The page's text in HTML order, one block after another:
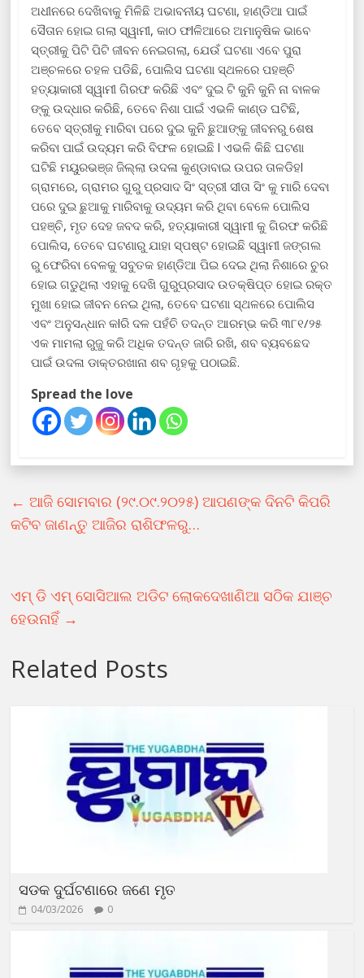
ଅଧୀନରେ ଦେଖିବାକୁ ମିଳିଛି ଅଭାବନୀୟ ଘଟଣା, ହାଣ୍ଡିଆ ପାଇଁ
ସୈତାନ ହୋଇ ଗଲା ସ୍ୱାମୀ, କାଠ ଫlଳିଆରେ ଅମାନୁଷିକ ଭାବେ
ସ୍ତ୍ରୀକୁ ପିଟି ପିଟି ଜୀବନ ନେଇଗଲା, ଯେଉଁ ଘଟଣା ଏବେ ପୁରା
ଅଞ୍ଚଳରେ ଚହଳ ପଡିଛି, ପୋଲିସ ଘଟଣା ସ୍ଥଳରେ ପହଞ୍ଚି
ହତ୍ୟାକାରୀ ସ୍ୱାମୀ ଗିରଫ କରିଛି ଏବଂ ଦୁଇ ଟି କୁନି କୁନି ନା ବାଳକ
ଙ୍କୁ ଉଦ୍ଧାର କରିଛି, ତେବେ ନିଶା ପାଇଁ ଏଭଳି କାଣ୍ଡ ଘଟିଛି,
ତେବେ ସ୍ତ୍ରୀକୁ ମାରିବା ପରେ ଦୁଇ କୁନି ଛୁଆଙ୍କୁ ଜୀବନରୁ ଶେଷ
କରିବା ପାଇଁ ଉଦ୍ୟମ କରି ବିଫଳ ହୋଇଛି l ଏଭଳି କିଛି ଘଟଣା
ଘଟିଛି ମୟୁରଭଞ୍ଜ ଜିଲ୍ଲା ଉଦଳା କୁଣ୍ଡାବାଇ ଉପର ତାଳଡିହl
ଗ୍ରାମରେ, ଗ୍ରାମର ଗୁରୁ ପ୍ରସାଦ ସିଂ ସ୍ତ୍ରୀ ସୀତା ସିଂ କୁ ମାରି ଦେବା
ପରେ ଦୁଇ ଛୁଆକୁ ମାରିବାକୁ ଉଦ୍ୟମ କରି ଥିବା ବେଳେ ପୋଲିସ
ପହଞ୍ଚି, ମୃତ ଦେହ ଜବଦ କରି, ହତ୍ୟାକାରୀ ସ୍ୱାମୀ କୁ ଗିରଫ କରିଛି
ପୋଲିସ, ତେବେ ଘଟଣାରୁ ଯାହା ସ୍ପଷ୍ଟ ହୋଇଛି ସ୍ୱାମୀ ଜଙ୍ଗଲ
ରୁ ଫେରିବା ବେଳକୁ ସବୁତକ ହାଣ୍ଡିଆ ପିଇ ଦେଇ ଥିଲା ନିଶାରେ ଚୁର
ହୋଇ ଗଡୁଥିଲା ଏହାକୁ ଦେଖି ଗୁରୁପ୍ରସାଦ ଉତକ୍ଷିପ୍ତ ହୋଇ ରକ୍ତ
ମୁଖା ହୋଇ ଜୀବନ ନେଇ ଥିଲା, ତେବେ ଘଟଣା ସ୍ଥଳରେ ପୋଲିସ
ଏବଂ ଅନୁସନ୍ଧାନ କlରି ଦଳ ପହଁଚି ତଦନ୍ତ ଆରମ୍ଭ କରି ୩୮୧/୨୫
ଏକ ମାମଲା ରୁଜୁ କରି ଅଧିକ ତଦନ୍ତ ଜାରି ରଖି, ଶବ ବ୍ୟବଛେଦ
ପାଇଁ ଉଦଳା ଡାକ୍ତରଖାନା ଶବ ଗୃହକୁ ପଠାଇଛି.
Spread the love
← ଆଜି ସୋମବାର (୨୯.୦୯.୨୦୨୫) ଆପଣଙ୍କ ଦିନଟି କିପରି
କଟିବ ଜାଣନ୍ତୁ ଆଜିର ରାଶିଫଳରୁ…
ଏମ୍ ଡି ଏମ୍ ସୋସିଆଲ ଅଡିଟ ଲୋକଦେଖାଣିଆ ସଠିକ ଯାଞ୍ଚ
ହେଉନାହିଁ →
Related Posts
ସଡକ ଦୁର୍ଘଟଣାରେ ଜଣେ ମୃତ
04/03/2026 0